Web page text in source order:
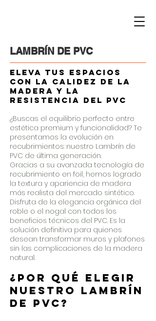
LAMBRÍN DE PVC
Eleva tus espacios
con la calidez de la
madera y la
resistencia del PVC
¿Buscas el equilibrio perfecto entre
estética premium y funcionalidad? Te
presentamos la evolución en
recubrimientos: nuestro Lambrín de
PVC de última generación.
Gracias a su avanzada tecnología de
recubrimiento en foil, hemos logrado
la textura y apariencia de madera
más realista del mercado sintético.
Disfruta de la elegancia orgánica del
roble o el nogal con todos los
beneficios técnicos del PVC. Es la
solución definitiva para quienes
desean transformar muros y plafones
sin las complicaciones de la madera
natural.
¿Por qué elegir
nuestro Lambrín
de PVC?